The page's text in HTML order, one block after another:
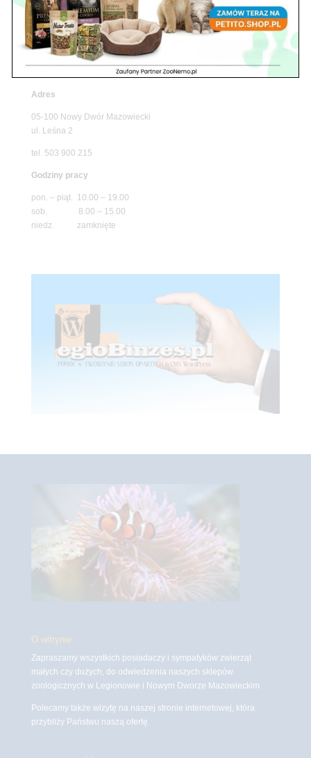
tel./fax. 22 784 71 96
Godziny pracy
pon. – piąt. 10.00 – 19.00
sob. 10.00 – 15.00
Adres
05-100 Nowy Dwór Mazowiecki
ul. Leśna 2
tel. 503 900 215
Godziny pracy
pon. – piąt. 10.00 – 19.00
sob. 8.00 – 15.00
niedz. zamknięte
O witrynie
Zapraszamy wszystkich posiadaczy i sympatyków zwierząt
małych czy dużych, do odwiedzenia naszych sklepów
zoologicznych w Legionowie i Nowym Dworze Mazowieckim
Polecamy także wizytę na naszej stronie internetowej, która
przybliży Państwu naszą ofertę.